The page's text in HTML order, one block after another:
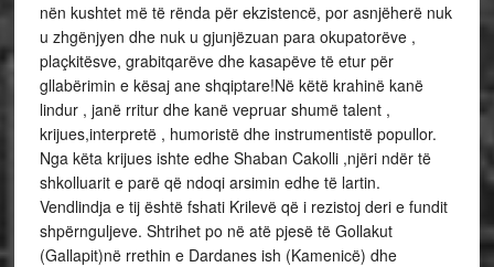
nën kushtet më të rënda për ekzistencë, por asnjëherë nuk
u zhgënjyen dhe nuk u gjunjëzuan para okupatorëve ,
plaçkitësve, grabitqarëve dhe kasapëve të etur për
gllabërimin e kësaj ane shqiptare!Në këtë krahinë kanë
lindur , janë rritur dhe kanë vepruar shumë talent ,
krijues,interpretë , humoristë dhe instrumentistë popullor.
Nga këta krijues ishte edhe Shaban Cakolli ,njëri ndër të
shkolluarit e parë që ndoqi arsimin edhe të lartin.
Vendlindja e tij është fshati Krilevë që i rezistoj deri e fundit
shpërnguljeve. Shtrihet po në atë pjesë të Gollakut
(Gallapit)në rrethin e Dardanes ish (Kamenicë) dhe